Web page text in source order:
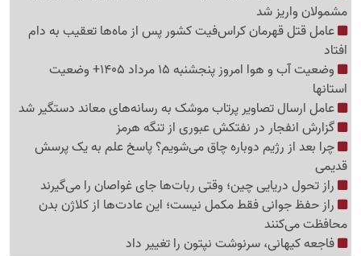
مشمولان واریز شد
عامل قتل قهرمان کراس‌فیت کشور پس از ماه‌ها تعقیب به دام
افتاد
وضعیت آب و هوا امروز پنجشنبه 15 مرداد 1405+ وضعیت
استانها
عامل ارسال تصاویر پرتاب موشک به رسانه‌های معاند دستگیر شد
گزارش انفجار در نفتکش عبوری از تنگه هرمز
چرا بعد از رژیم دوباره چاق می‌شویم؟ پاسخ علم به یک پرسش
قدیمی
راز تحول دریایی چین؛ وقتی ربات‌ها جای غواصان را می‌گیرند
راز حفظ جوانی فقط مکمل نیست؛ این عادت‌ها از کلاژن بدن
محافظت می‌کنند
فاجعه کیهانی، سرنوشت نپتون را تغییر داد